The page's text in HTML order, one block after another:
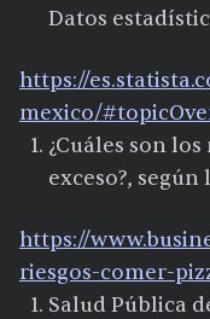
Datos
https://
mexico/
¿Cuáles son
exceso?, según
https://
riesgos-comer-
Salud Pública